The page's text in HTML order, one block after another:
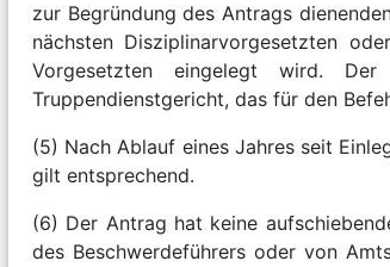
zur Begründung des Antrags
nächsten Disziplinarvorgesetzten
Vorgesetzten eingelegt wird.
Truppendienstgericht, das für den
(5) Nach Ablauf eines Jahres seit
gilt entsprechend.
(6) Der Antrag hat keine
des Beschwerdeführers oder von